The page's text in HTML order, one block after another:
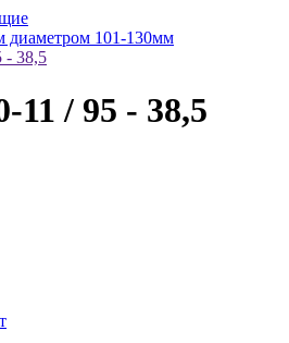
101-130мм
- 38,5
/ 95 - 38,5